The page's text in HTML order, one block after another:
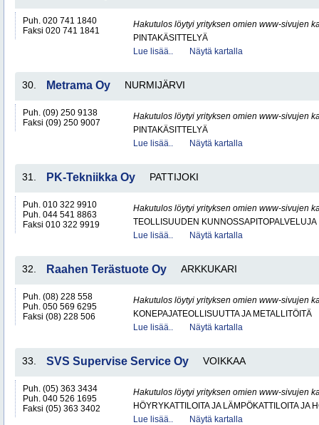
Puh. 020 741 1840
Faksi 020 741 1841
Hakutulos löytyi yrityksen omien www-sivujen
PINTAKÄSITTELYÄ
Lue lisää..
Näytä kartalla
30. Metrama Oy NURMIJÄRVI
Puh. (09) 250 9138
Faksi (09) 250 9007
Hakutulos löytyi yrityksen omien www-sivujen
PINTAKÄSITTELYÄ
Lue lisää..
Näytä kartalla
31. PK-Tekniikka Oy PATTIJOKI
Puh. 010 322 9910
Puh. 044 541 8863
Faksi 010 322 9919
Hakutulos löytyi yrityksen omien www-sivujen
TEOLLISUUDEN KUNNOSSAPITOPALVELUJA
Lue lisää..
Näytä kartalla
32. Raahen Terästuote Oy ARKKUKARI
Puh. (08) 228 558
Puh. 050 569 6295
Faksi (08) 228 506
Hakutulos löytyi yrityksen omien www-sivujen
KONEPAJATEOLLISUUTTA JA METALLITÖITÄ
Lue lisää..
Näytä kartalla
33. SVS Supervise Service Oy VOIKKAA
Puh. (05) 363 3434
Puh. 040 526 1695
Faksi (05) 363 3402
Hakutulos löytyi yrityksen omien www-sivujen
HÖYRYKATTILOITA JA LÄMPÖKATTILOITA JA
Lue lisää..
Näytä kartalla